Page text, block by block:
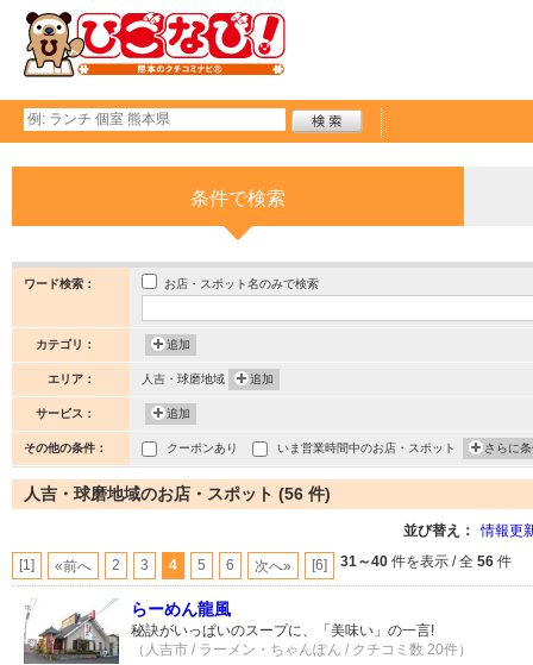
条件で検索
ワード検索： お店・スポット名のみで検索
カテゴリ： 追加
エリア： 人吉・球磨地域 追加
サービス： 追加
その他の条件： クーポンあり いま営業時間中のお店・スポット さらに
人吉・球磨地域のお店・スポット (56 件)
並び替え： 情報更
[1] «前へ 2 3 4 5 6 次へ» [6] 31～40 件を表示 / 全 56 件
らーめん龍風
秘訣がいっぱいのスープに、「美味い」の一言!
（人吉市 / ラーメン・ちゃんぽん / クチコミ数 20件）